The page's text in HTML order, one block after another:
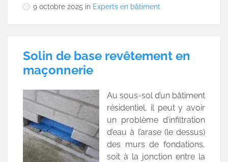
9 octobre 2025 in Experts en bâtiment
Solin de base revêtement en
maçonnerie
Au sous-sol d’un bâtiment
résidentiel, il peut y avoir
un problème d’infiltration
d’eau à l’arase (le dessus)
des murs de fondations,
soit à la jonction entre la